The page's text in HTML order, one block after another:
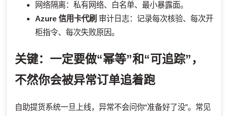
网络隔离：私有网络、白名单、最小暴露面。
Azure 信用卡代刷 审计日志：记录每次核验、每次开
柜指令、每次失败原因。
关键：一定要做“幂等”和“可追踪”，
不然你会被异常订单追着跑
自助提货系统一旦上线，异常不会问你“准备好了没”。常见